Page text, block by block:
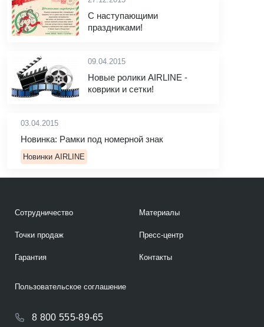
С наступающими
праздниками!
09.04.2015
Новые ролики AIRLINE -
коврики и сетки!
03.04.2015
Новинка: Рамки под номерной знак
Новинки AIRLINE
Сотрудничество
Точки продаж
Гарантия
Материалы
Пресс-центр
Контакты
8 800 555-89-65
Пользовательское соглашение